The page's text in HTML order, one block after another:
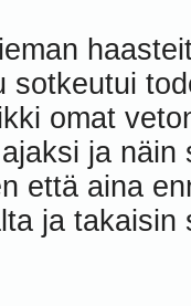
sotkeutui
omat
ja
että aina
ja